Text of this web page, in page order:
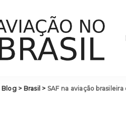
Blog> Brasil > SAF na aviação brasileira em